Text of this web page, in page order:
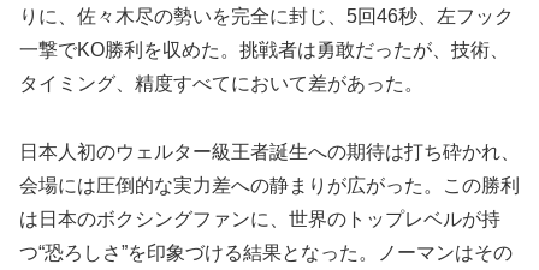
りに、佐々木尽の勢いを完全に封じ、5回46秒、左フック
一撃でKO勝利を収めた。挑戦者は勇敢だったが、技術、
タイミング、精度すべてにおいて差があった。
日本人初のウェルター級王者誕生への期待は打ち砕かれ、
会場には圧倒的な実力差への静まりが広がった。この勝利
は日本のボクシングファンに、世界のトップレベルが持
つ“恐ろしさ”を印象づける結果となった。ノーマンはその